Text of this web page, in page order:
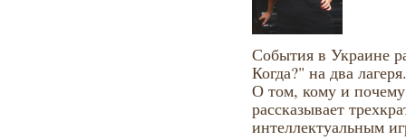
События в Украине
Когда?" на два лагеря.
О том, кому и
рассказывает
интеллектуальным